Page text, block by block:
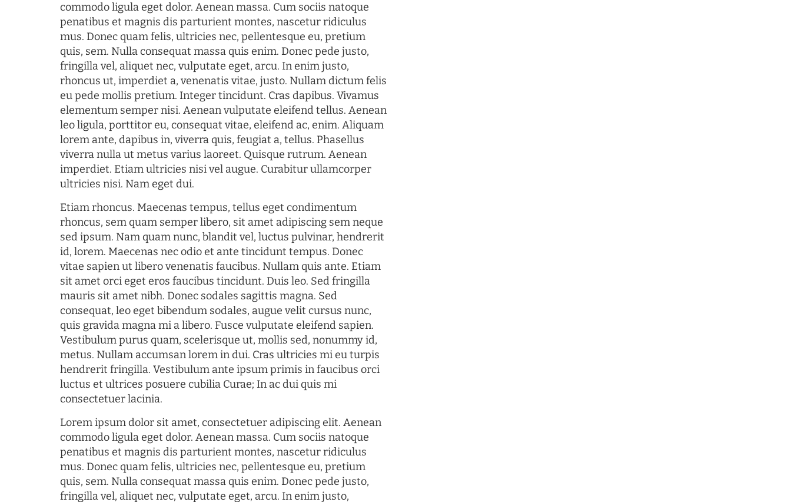
commodo ligula eget dolor. Aenean massa. Cum sociis natoque
penatibus et magnis dis parturient montes, nascetur ridiculus
mus. Donec quam felis, ultricies nec, pellentesque eu, pretium
quis, sem. Nulla consequat massa quis enim. Donec pede justo,
fringilla vel, aliquet nec, vulputate eget, arcu. In enim justo,
rhoncus ut, imperdiet a, venenatis vitae, justo. Nullam dictum felis
eu pede mollis pretium. Integer tincidunt. Cras dapibus. Vivamus
elementum semper nisi. Aenean vulputate eleifend tellus. Aenean
leo ligula, porttitor eu, consequat vitae, eleifend ac, enim. Aliquam
lorem ante, dapibus in, viverra quis, feugiat a, tellus. Phasellus
viverra nulla ut metus varius laoreet. Quisque rutrum. Aenean
imperdiet. Etiam ultricies nisi vel augue. Curabitur ullamcorper
ultricies nisi. Nam eget dui.
Etiam rhoncus. Maecenas tempus, tellus eget condimentum
rhoncus, sem quam semper libero, sit amet adipiscing sem neque
sed ipsum. Nam quam nunc, blandit vel, luctus pulvinar, hendrerit
id, lorem. Maecenas nec odio et ante tincidunt tempus. Donec
vitae sapien ut libero venenatis faucibus. Nullam quis ante. Etiam
sit amet orci eget eros faucibus tincidunt. Duis leo. Sed fringilla
mauris sit amet nibh. Donec sodales sagittis magna. Sed
consequat, leo eget bibendum sodales, augue velit cursus nunc,
quis gravida magna mi a libero. Fusce vulputate eleifend sapien.
Vestibulum purus quam, scelerisque ut, mollis sed, nonummy id,
metus. Nullam accumsan lorem in dui. Cras ultricies mi eu turpis
hendrerit fringilla. Vestibulum ante ipsum primis in faucibus orci
luctus et ultrices posuere cubilia Curae; In ac dui quis mi
consectetuer lacinia.
Lorem ipsum dolor sit amet, consectetuer adipiscing elit. Aenean
commodo ligula eget dolor. Aenean massa. Cum sociis natoque
penatibus et magnis dis parturient montes, nascetur ridiculus
mus. Donec quam felis, ultricies nec, pellentesque eu, pretium
quis, sem. Nulla consequat massa quis enim. Donec pede justo,
fringilla vel, aliquet nec, vulputate eget, arcu. In enim justo,